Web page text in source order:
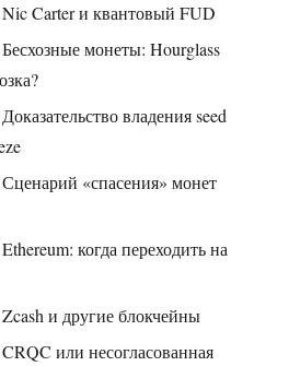
Carter и квантовый FUD
монеты: Hourglass
владения seed
«спасения» монет
когда переходить на
и другие блокчейны
или несогласованная